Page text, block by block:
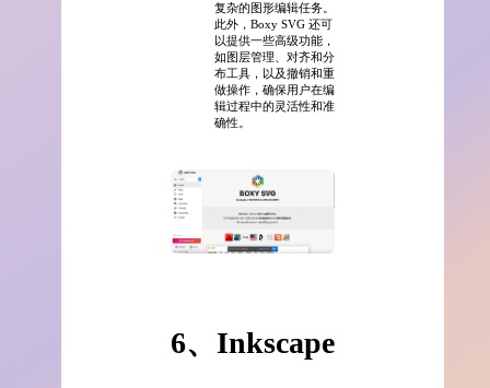
复杂的图形编辑任务。
此外，Boxy SVG 还可
以提供一些高级功能，
如图层管理、对齐和分
布工具，以及撤销和重
做操作，确保用户在编
辑过程中的灵活性和准
确性。
6、Inkscape